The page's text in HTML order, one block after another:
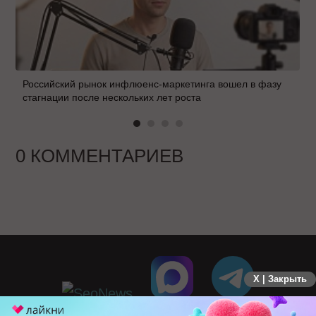
Российский рынок инфлюенс-маркетинга вошел в фазу
стагнации после нескольких лет роста
0 КОММЕНТАРИЕВ
X | Закрыть